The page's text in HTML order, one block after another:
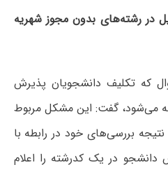
در رشته‌های بدون مجوز شهریه
که تکلیف دانشجویان پذیرش
می‌شود، گفت: این مشکل مربوط
بررسی‌های خود در رابطه با
دانشجو در یک کدرشته را اعلام